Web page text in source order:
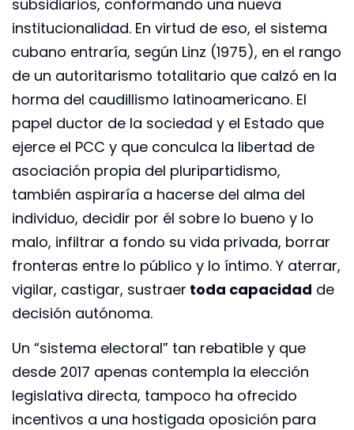
subsidiarios, conformando una nueva
institucionalidad. En virtud de eso, el sistema
cubano entraría, según Linz (1975), en el rango
de un autoritarismo totalitario que calzó en la
horma del caudillismo latinoamericano. El
papel ductor de la sociedad y el Estado que
ejerce el PCC y que conculca la libertad de
asociación propia del pluripartidismo,
también aspiraría a hacerse del alma del
individuo, decidir por él sobre lo bueno y lo
malo, infiltrar a fondo su vida privada, borrar
fronteras entre lo público y lo íntimo. Y aterrar,
vigilar, castigar, sustraer toda capacidad de
decisión autónoma.
Un “sistema electoral” tan rebatible y que
desde 2017 apenas contempla la elección
legislativa directa, tampoco ha ofrecido
incentivos a una hostigada oposición para